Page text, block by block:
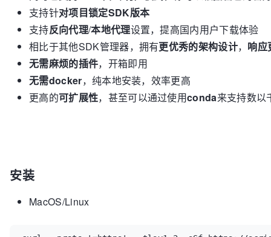
支持针对项目锁定SDK版本
支持反向代理/本地代理设置，提高国内用户下载体验
相比于其他SDK管理器，拥有更优秀的架构设计， 响应
无需麻烦的插件，开箱即用
无需docker，纯本地安装，效率更高
更高的可扩展性，甚至可以通过使用conda来支持数以
安装
MacOS/Linux